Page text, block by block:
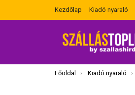
Kezdőlap Kiadó nyaraló
Itt vagy most:
Főoldal Kiadó nyaraló